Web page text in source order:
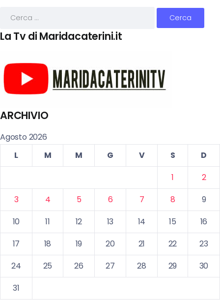
La Tv di Maridacaterini.it
ARCHIVIO
Agosto 2026
L
M M G V S
D
1
2
3
4 5 6 7 8
9
10
11 12 13 14 15
16
17
18 19 20 21 22
23
24
25 26 27 28 29
30
31